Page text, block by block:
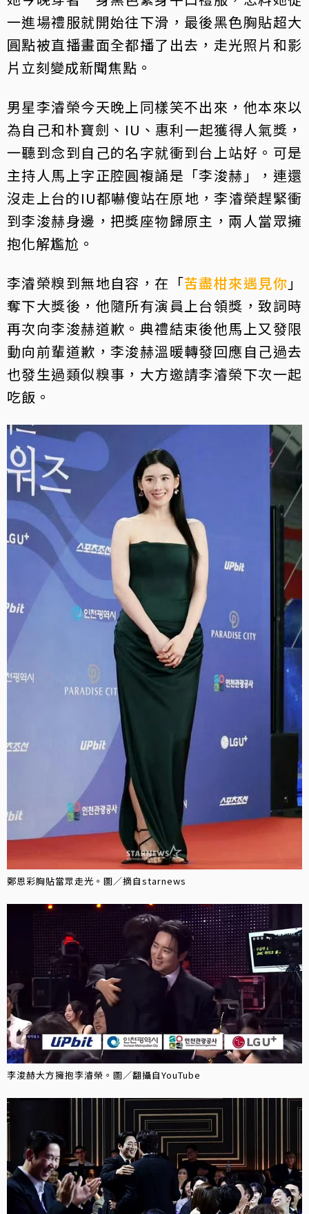
一進場禮服就開始往下滑，最後黑色胸貼超大
圓點被直播畫面全都播了出去，走光照片和影
片立刻變成新聞焦點。
男星李濬榮今天晚上同樣笑不出來，他本來以
為自己和朴寶劍、IU、惠利一起獲得人氣獎，
一聽到念到自己的名字就衝到台上站好。可是
主持人馬上字正腔圓複誦是「李浚赫」，連還
沒走上台的IU都嚇傻站在原地，李濬榮趕緊衝
到李浚赫身邊，把獎座物歸原主，兩人當眾擁
抱化解尷尬。
李濬榮糗到無地自容，在「苦盡柑來遇見你 」
奪下大獎後，他隨所有演員上台領獎，致詞時
再次向李浚赫道歉。典禮結束後他馬上又發限
動向前輩道歉，李浚赫溫暖轉發回應自己過去
也發生過類似糗事，大方邀請李濬榮下次一起
吃飯。
鄭恩彩胸貼當眾走光。圖／摘自starnews
李浚赫大方擁抱李濬榮。圖／翻攝自YouTube